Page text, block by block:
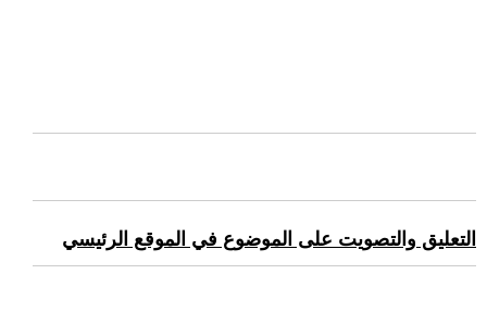
التعليق والتصويت على الموضوع في الموقع الرئيسي